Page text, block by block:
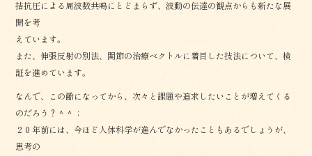
拮抗圧による周波数共鳴にとどまらず、波動の伝達の観点からも新たな展
開を考
えています。
また、伸張反射の別法、関節の治療ベクトルに着目した技法について、検
証を進めています。
なんで、この齢になってから、次々と課題や追求したいことが増えてくる
のだろう？＾＾；
２０年前には、今ほど人体科学が進んでなかったこともあるでしょうが、
思考の